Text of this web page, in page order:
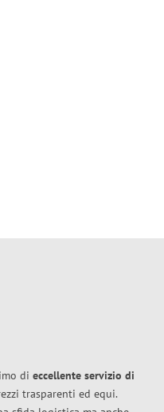
di eccellente servizio di
trasparenti ed equi.